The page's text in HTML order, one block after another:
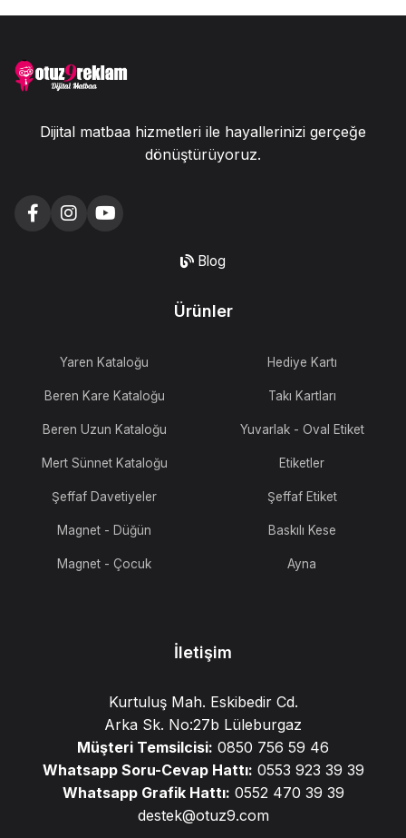
Dijital matbaa hizmetleri ile hayallerinizi gerçeğe
dönüştürüyoruz.
Blog
Ürünler
Yaren Kataloğu
Beren Kare Kataloğu
Beren Uzun Kataloğu
Mert Sünnet Kataloğu
Şeffaf Davetiyeler
Magnet - Düğün
Magnet - Çocuk
Hediye Kartı
Takı Kartları
Yuvarlak - Oval Etiket
Etiketler
Şeffaf Etiket
Baskılı Kese
Ayna
İletişim
Kurtuluş Mah. Eskibedir Cd.
Arka Sk. No:27b Lüleburgaz
Müşteri Temsilcisi: 0850 756 59 46
Whatsapp Soru-Cevap Hattı: 0553 923 39 39
Whatsapp Grafik Hattı: 0552 470 39 39
destek@otuz9.com